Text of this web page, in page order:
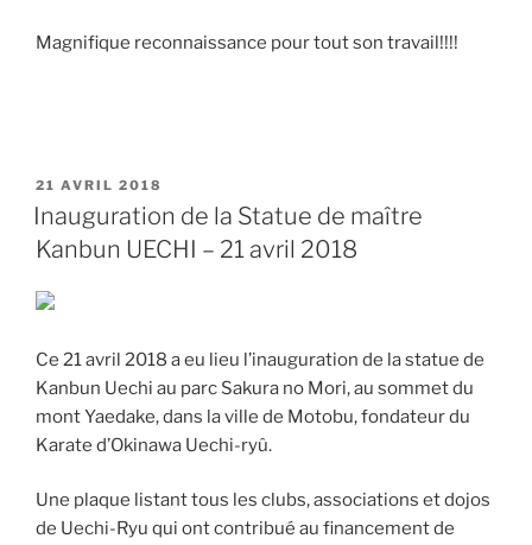
Magnifique reconnaissance pour tout son travail!!!!
PUBLIÉ
LE
21 AVRIL 2018
Inauguration de la Statue de maître
Kanbun UECHI – 21 avril 2018
Ce 21 avril 2018 a eu lieu l’inauguration de la statue de
Kanbun Uechi au parc Sakura no Mori, au sommet du
mont Yaedake, dans la ville de Motobu, fondateur du
Karate d’Okinawa Uechi-ryû.
Une plaque listant tous les clubs, associations et dojos
de Uechi-Ryu qui ont contribué au financement de